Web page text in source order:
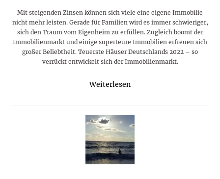
Mit steigenden Zinsen können sich viele eine eigene Immobilie
nicht mehr leisten. Gerade für Familien wird es immer schwieriger,
sich den Traum vom Eigenheim zu erfüllen. Zugleich boomt der
Immobilienmarkt und einige superteure Immobilien erfreuen sich
großer Beliebtheit. Teuerste Häuser Deutschlands 2022 – so
verrückt entwickelt sich der Immobilienmarkt.
Weiterlesen